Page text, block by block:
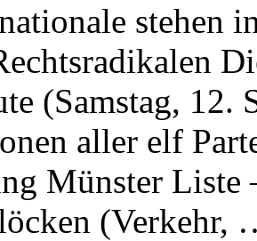
stehen
(Samstag, 12.
aller elf
Münster